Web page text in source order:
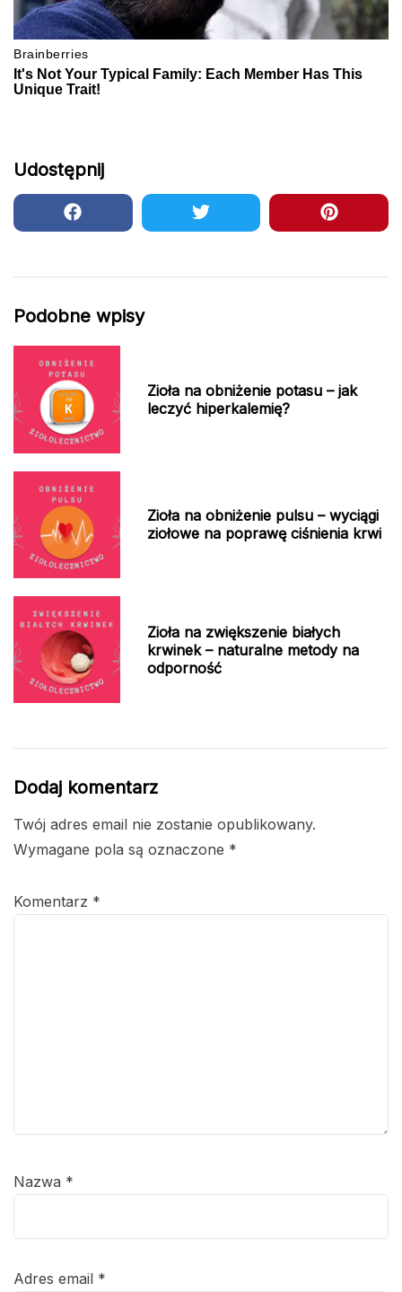
Udostępnij
Podobne wpisy
Zioła na obniżenie potasu – jak
leczyć hiperkalemię?
Zioła na obniżenie pulsu – wyciągi
ziołowe na poprawę ciśnienia krwi
Zioła na zwiększenie białych
krwinek – naturalne metody na
odporność
Dodaj komentarz
Twój adres email nie zostanie opublikowany.
Wymagane pola są oznaczone *
Komentarz *
Nazwa *
Adres email *